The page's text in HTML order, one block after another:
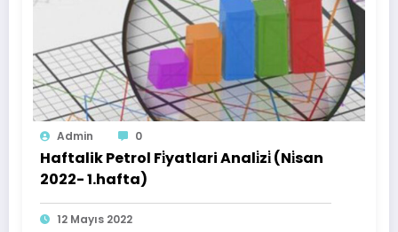
Admin 0
Haftalik Petrol Fi̇yatlari Anali̇zi̇ (Ni̇san
2022- 1.hafta)
12 Mayıs 2022